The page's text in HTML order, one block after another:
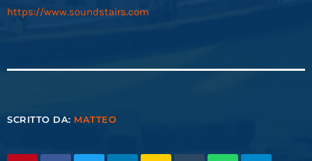
https://www.soundstairs.com
SCRITTO DA: MATTEO